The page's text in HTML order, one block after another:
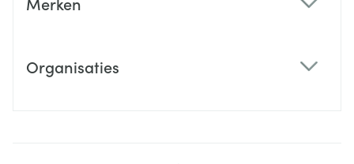
Organisaties